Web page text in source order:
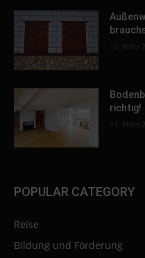
12. März
richtig!
11. März
POPULAR CATEGORY
Reise
Bildung und Förderung